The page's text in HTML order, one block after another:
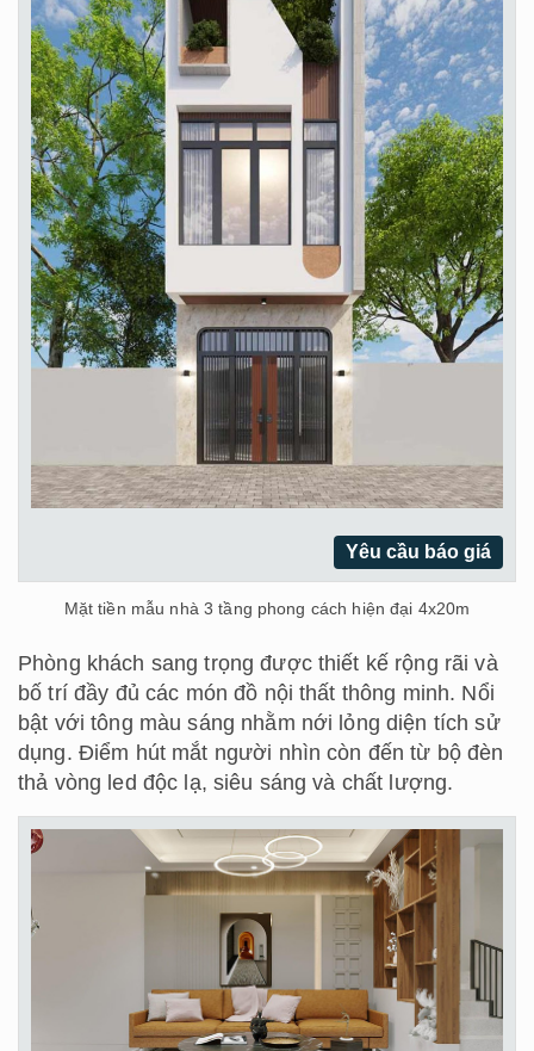
Yêu cầu báo giá
Mặt tiền mẫu nhà 3 tầng phong cách hiện đại 4x20m
Phòng khách sang trọng được thiết kế rộng rãi và
bố trí đầy đủ các món đồ nội thất thông minh. Nổi
bật với tông màu sáng nhằm nới lỏng diện tích sử
dụng. Điểm hút mắt người nhìn còn đến từ bộ đèn
thả vòng led độc lạ, siêu sáng và chất lượng.